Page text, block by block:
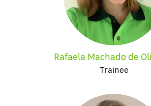
Rafaela Machado de
Trainee